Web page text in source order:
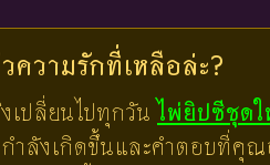
ความรักที่เหลือล่ะ?
เปลี่ยนไปทุกวัน ไพ่ยิปซีชุด
กำลังเกิดขึ้นและคำตอบที่คุ